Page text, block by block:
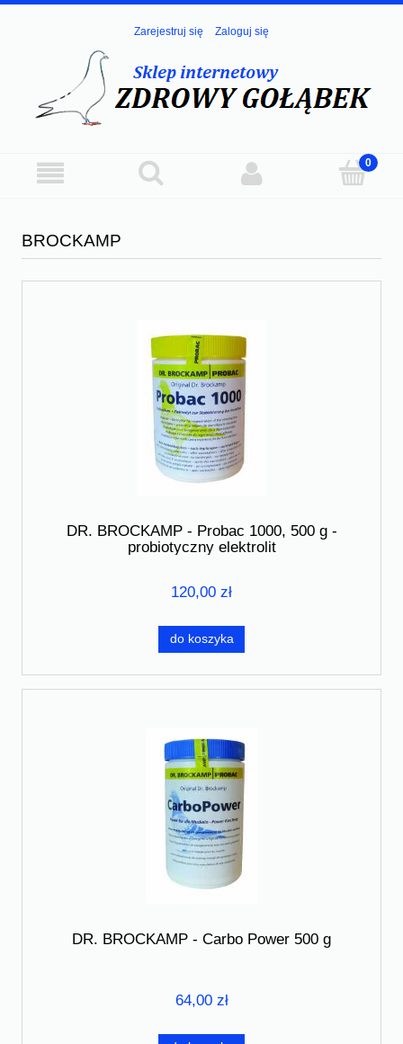
Zarejestruj się Zaloguj się
BROCKAMP
DR. BROCKAMP - Probac 1000, 500 g -
probiotyczny elektrolit
120,00 zł
do koszyka
DR. BROCKAMP - Carbo Power 500 g
64,00 zł